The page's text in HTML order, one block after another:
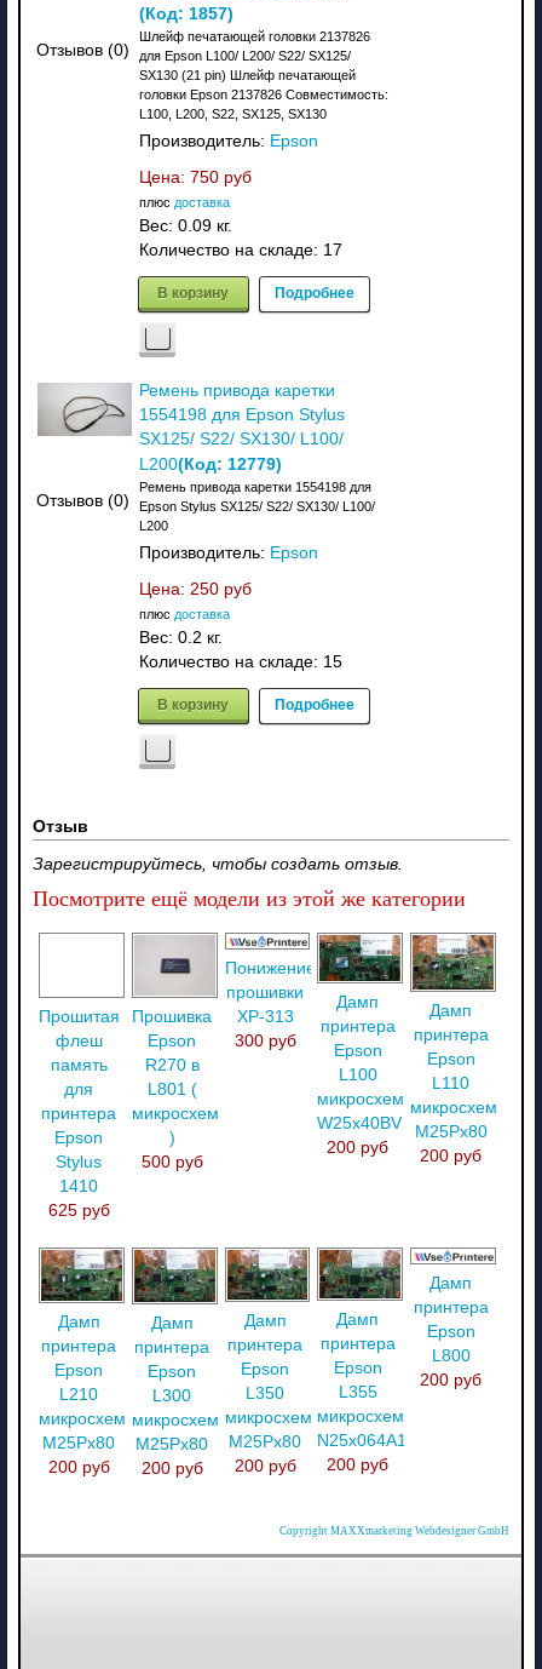
Отзывов (0)
(Код: 1857)
Шлейф печатающей головки 2137826
для Epson L100/ L200/ S22/ SX125/
SX130 (21 pin) Шлейф печатaющей
головки Ерsоn 2137826 Coвмeстимocть:
L100, L200, S22, SX125, SX130
Производитель: Epson
Цена: 750 руб
плюс доставка
Вес: 0.09 кг.
Количество на складе: 17
В корзину Подробнее
Отзывов (0)
Ремень привода каретки
1554198 для Epson Stylus
SX125/ S22/ SX130/ L100/
L200(Код: 12779)
Ремень привода каретки 1554198 для
Epson Stylus SX125/ S22/ SX130/ L100/
L200
Производитель: Epson
Цена: 250 руб
плюс доставка
Вес: 0.2 кг.
Количество на складе: 15
В корзину Подробнее
Отзыв
Зарегистрируйтесь, чтобы создать отзыв.
Посмотрите ещё модели из этой же категории
Прошитая
флеш
память
для
принтера
Epson
Stylus
1410
625 руб
Прошивка
Epson
R270 в
L801 (
микросхема
)
500 руб
Понижение
прошивки
XP-313
300 руб
Дамп
принтера
Epson
L100
микросхемы
W25x40BV
200 руб
Дамп
принтера
Epson
L110
микросхемы
M25Px80
200 руб
Дамп
принтера
Epson
L210
микросхемы
M25Px80
200 руб
Дамп
принтера
Epson
L300
микросхемы
M25Px80
200 руб
Дамп
принтера
Epson
L350
микросхемы
M25Px80
200 руб
Дамп
принтера
Epson
L355
микросхемы
N25x064A13
200 руб
Дамп
принтера
Epson
L800
200 руб
Copyright MAXXmarketing Webdesigner GmbH